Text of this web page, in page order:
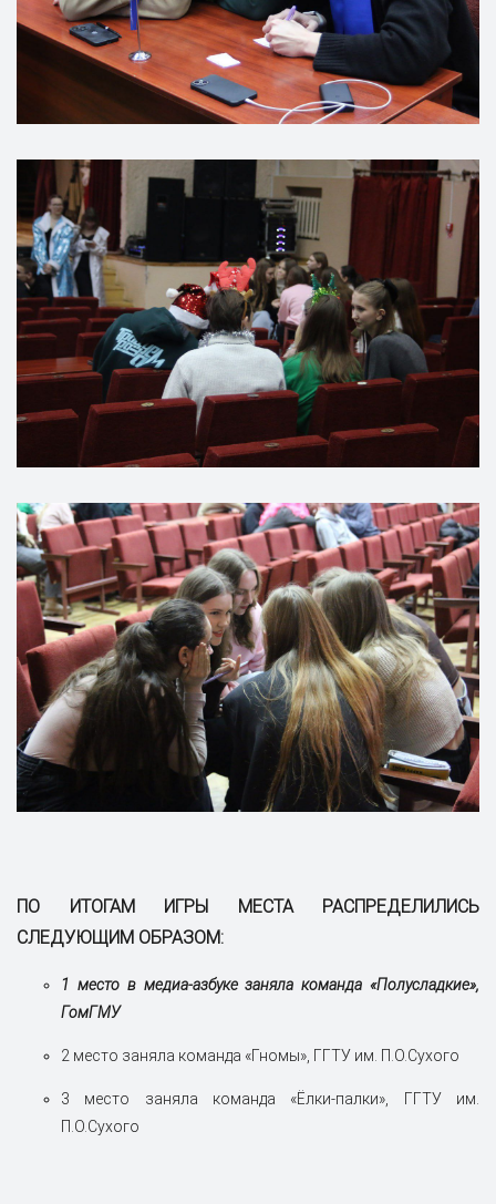
ПО ИТОГАМ ИГРЫ МЕСТА РАСПРЕДЕЛИЛИСЬ
СЛЕДУЮЩИМ ОБРАЗОМ:
1 место в медиа-азбуке заняла команда «Полусладкие»,
ГомГМУ
2 место заняла команда «Гномы», ГГТУ им. П.О.Сухого
3 место заняла команда «Ёлки-палки», ГГТУ им.
П.О.Сухого